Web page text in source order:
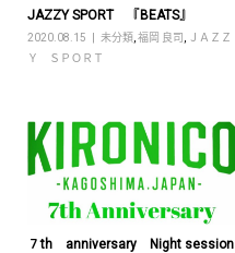
JAZZY SPORT 『BEATS』
2020.08.15 未分類 福岡 良司
ＪＡＺＺ
Ｙ ＳＰＯＲＴ
７th anniversary Night session